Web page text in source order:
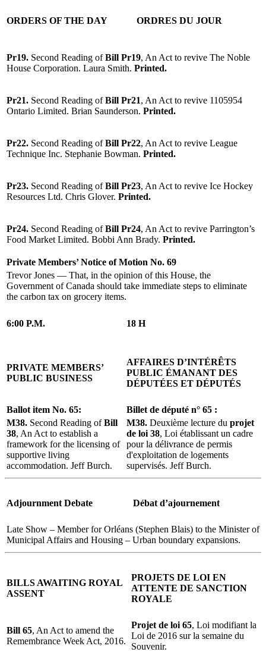
ORDERS OF THE DAY ORDRES DU JOUR
Pr19. Second Reading ofBill Pr19, An Act to revive The Noble
House Corporation. Laura Smith. Printed.
Pr21. Second Reading ofBill Pr21, An Act to revive 1105954
Ontario Limited. Brian Saunderson. Printed.
Pr22. Second Reading ofBill Pr22, An Act to revive League
Technique Inc. Stephanie Bowman. Printed.
Pr23. Second Reading ofBill Pr23, An Act to revive Ice Hockey
Resources Ltd. Chris Glover. Printed.
Pr24. Second Reading ofBill Pr24, An Act to revive Parrington’s
Food Market Limited. Bobbi Ann Brady. Printed.
Private Members’ Notice of Motion No. 69
Trevor Jones — That, in the opinion of this House, the
Government of Canada should take immediate steps to eliminate
the carbon tax on grocery items.
6:00 P.M. 18 H
PRIVATE MEMBERS’
PUBLIC BUSINESS
AFFAIRES D’INTÉRÊTS
PUBLIC ÉMANANT DES
DÉPUTÉES ET DÉPUTÉS
Ballot item No. 65:
Billet de député n° 65 :
M38. Second Reading ofBill
38, An Act to establish a
framework for the licensing of
supportive living
accommodation. Jeff Burch.
M38. Deuxième lecture du projet
de loi 38, Loi établissant un cadre
pour la délivrance de permis
d'exploitation de logements
supervisés. Jeff Burch.
Adjournment Debate Débat d’ajournement
Late Show – Member for Orléans (Stephen Blais) to the Minister of
Municipal Affairs and Housing – Urban boundary expansions.
BILLS AWAITING ROYAL
ASSENT
PROJETS DE LOI EN
ATTENTE DE SANCTION
ROYALE
Bill 65, An Act to amend the
Remembrance Week Act, 2016.
Projet de loi 65, Loi modifiant la
Loi de 2016 sur la semaine du
Souvenir.